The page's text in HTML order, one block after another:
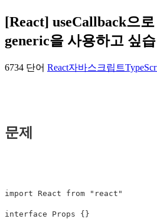
[React] useCallback으
generic을 사용하고 싶
6734 단어 React자바스크립트
문제
import React from " react "
interface Props {}